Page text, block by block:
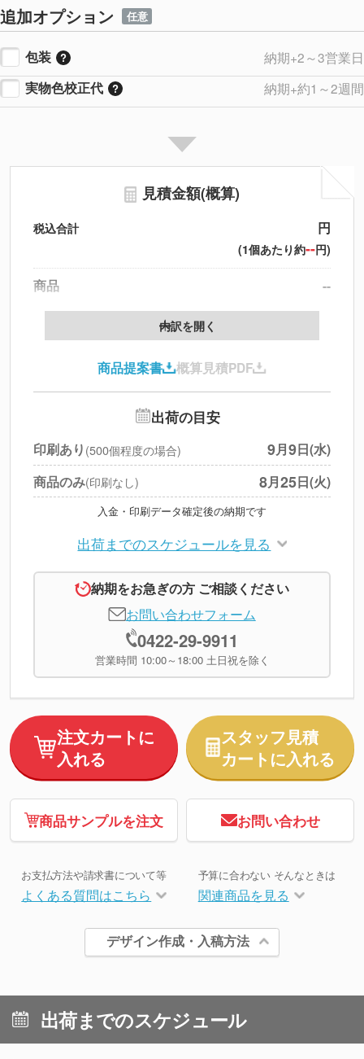
追加オプション 任意
包装
納期+2～3営業日
実物色校正代
納期+約1～2週間
見積金額(概算)
税込合計 円
(1個あたり約--円)
商品
--
製版代
印刷代
北海道・沖縄・離島 別途
円
※上記小計は税別です
内訳を開く
商品提案書 概算見積PDF
出荷の目安
印刷あり (500個程度の場合) 9月9日(水)
商品のみ(印刷なし) 8月25日(火)
入金・印刷データ確定後の納期です
出荷までのスケジュールを見る
納期をお急ぎの方 ご相談ください
お問い合わせフォーム
0422-29-9911
営業時間 10:00～18:00 土日祝を除く
注文カートに
入れる
スタッフ見積
カートに入れる
商品サンプルを注文 お問い合わせ
お支払方法や請求書について等
よくある質問はこちら
予算に合わない そんなときは
関連商品を見る
デザイン作成・入稿方法
出荷までのスケジュール